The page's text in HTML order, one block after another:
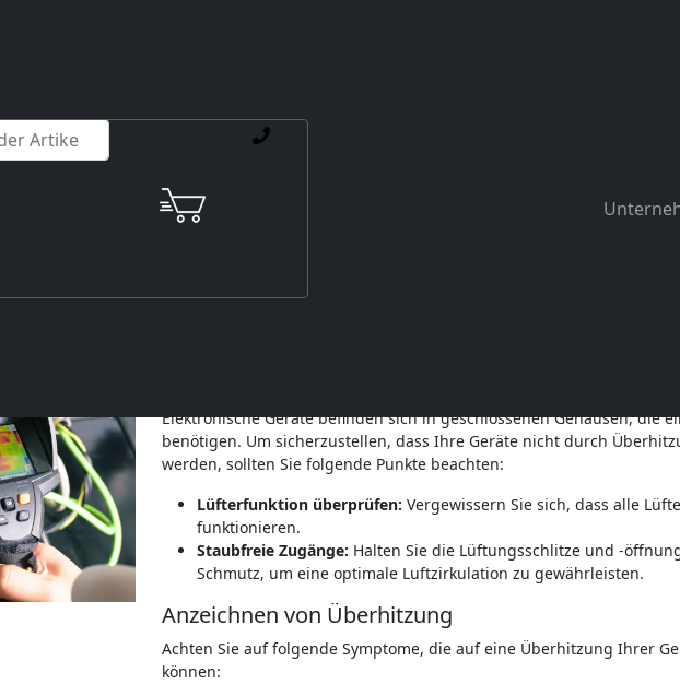
Darauf sollten Sie bei der nächsten
Elektronische Geräte befinden sich in geschlossenen Gehäusen, die
benötigen. Um sicherzustellen, dass Ihre Geräte nicht durch
werden, sollten Sie folgende Punkte beachten:
Lüfterfunktion überprüfen: Vergewissern Sie sich, dass alle
funktionieren.
Staubfreie Zugänge: Halten Sie die Lüftungsschlitze und -
Schmutz, um eine optimale Luftzirkulation zu gewährleisten.
Anzeichnen von Überhitzung
Achten Sie auf folgende Symptome, die auf eine Überhitzung Ihrer
können: